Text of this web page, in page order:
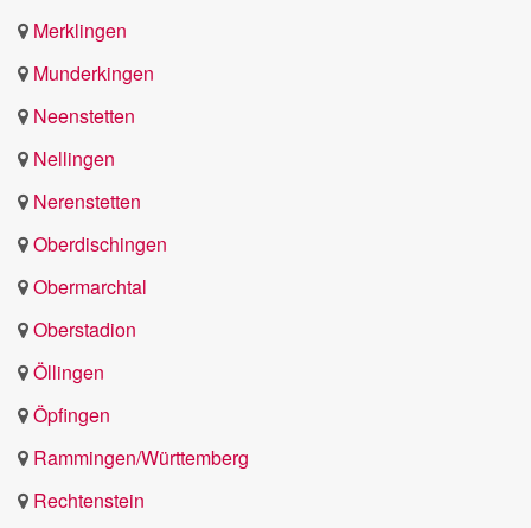
Merklingen
Munderkingen
Neenstetten
Nellingen
Nerenstetten
Oberdischingen
Obermarchtal
Oberstadion
Öllingen
Öpfingen
Rammingen/Württemberg
Rechtenstein